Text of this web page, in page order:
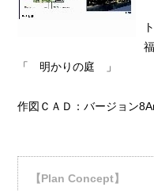
「 明かりの庭 」
作図ＣＡＤ：バージョン
【Plan Concept】